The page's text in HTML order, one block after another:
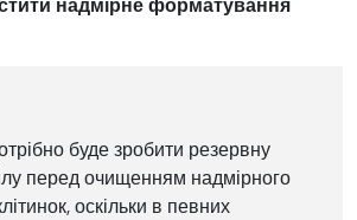
буде зробити резервну
перед очищенням надмірного
оскільки в певних